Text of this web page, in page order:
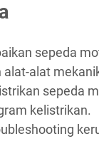
sepeda
alat
sepeda
kelistrikan.